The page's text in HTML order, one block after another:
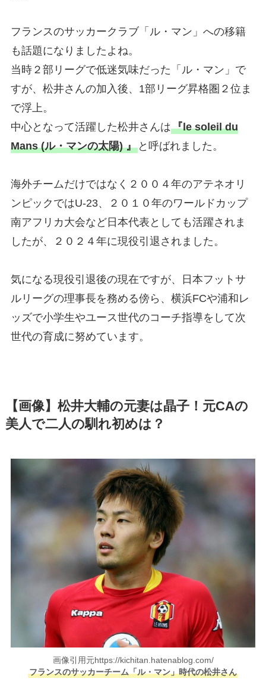
フランスのサッカークラブ「ル・マン」への移籍
も話題になりましたよね。
当時２部リーグで低迷気味だった「ル・マン」で
すが、松井さんの加入後、1部リーグ昇格圏２位ま
で浮上。
中心となって活躍した松井さんは『le soleil du
Mans (ル・マンの太陽) 』と呼ばれました。
海外チームだけではなく２００４年のアテネオリ
ンピックではU-23、２０１０年のワールドカップ
南アフリカ大会など日本代表としても活躍されま
したが、２０２４年に現役引退されました。
気になる現役引退後の現在ですが、日本フットサ
ルリーグの理事長を務める傍ら、横浜FCや浦和レ
ッズで小学生やユース世代のコーチ指導をして次
世代の育成に努めています。
【画像】松井大輔の元妻は晶子！元CAの
美人で二人の馴れ初めは？
画像引用元https://kichitan.hatenablog.com/
フランスのサッカーチーム「ル・マン」時代の松井さん